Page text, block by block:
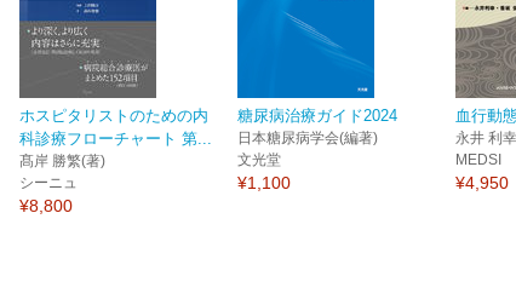
ホスピタリストのための内
科診療フローチャート 第...
髙岸 勝繁(著)
シーニュ
¥8,800
糖尿病治療ガイド2024
日本糖尿病学会(編著)
文光堂
¥1,100
血行動
永井 利
MEDSI
¥4,950